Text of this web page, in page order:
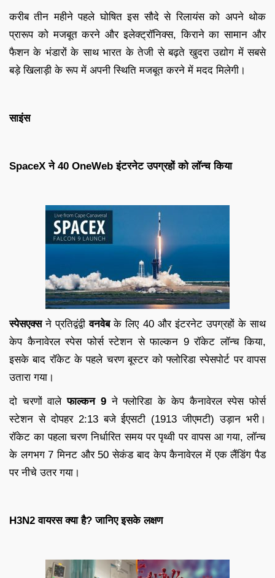
करीब तीन महीने पहले घोषित इस सौदे से रिलायंस को अपने थोक
प्रारूप को मजबूत करने और इलेक्ट्रॉनिक्स, किराने का सामान और
फैशन के भंडारों के साथ भारत के तेजी से बढ़ते खुदरा उद्योग में सबसे
बड़े खिलाड़ी के रूप में अपनी स्थिति मजबूत करने में मदद मिलेगी।
साइंस
SpaceX ने 40 OneWeb इंटरनेट उपग्रहों को लॉन्च किया
स्पेसएक्सने प्रतिद्वंद्वीवनवेबके लिए 40 और इंटरनेट उपग्रहों के साथ
केप कैनावेरल स्पेस फोर्स स्टेशन से फाल्कन 9 रॉकेट लॉन्च किया,
इसके बाद रॉकेट के पहले चरण बूस्टर को फ्लोरिडा स्पेसपोर्ट पर वापस
उतारा गया।
दो चरणों वालेफाल्कन 9ने फ्लोरिडा के केप कैनावेरल स्पेस फोर्स
स्टेशन से दोपहर 2:13 बजे ईएसटी (1913 जीएमटी) उड़ान भरी।
रॉकेट का पहला चरण निर्धारित समय पर पृथ्वी पर वापस आ गया, लॉन्च
के लगभग 7 मिनट और 50 सेकंड बाद केप कैनावेरल में एक लैंडिंग पैड
पर नीचे उतर गया।
H3N2 वायरस क्या है? जानिए इसके लक्षण